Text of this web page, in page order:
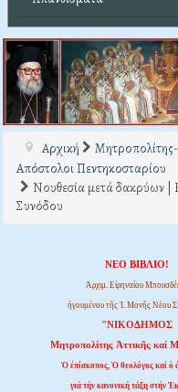
Αρχική
Απόστολοι Πεντηκοσταρίου
Νουθεσία μετά δακρύων |
Συνόδου
ΝΕΟ ΒΙΒΛΙΟ!
Ἀρχιμ. Εἰρηναίου
ἡγουμένου τῆς Ἱ. Μονῆς Νέου
"ΝΙΚΟΔΗΜΟΣ
Μητροπολίτης Ἀττικῆς καί
Ὁ ἐπίσκοπος, Ὁ θεολόγος καί ὁ
γιά τήν κανονική τάξη στήν